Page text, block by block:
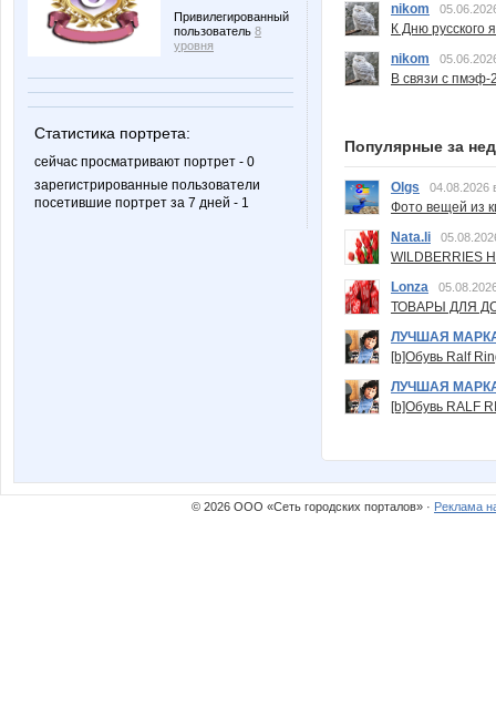
Привилегированный
пользователь 8
уровня
Статистика портрета:
сейчас просматривают портрет - 0
зарегистрированные пользователи
посетившие портрет за 7 дней - 1
nikom
К Дню русского
nikom
В связи с пмэф-
Популярные за
Olgs 04.08.2026
Фото вещей из
Nata.li
Lonza
ТОВАРЫ ДЛЯ
ЛУЧШАЯ
[b]Обувь Ralf
ЛУЧШАЯ
[b]Обувь RALF
© 2026 ООО «Сеть городских порталов» · Реклама